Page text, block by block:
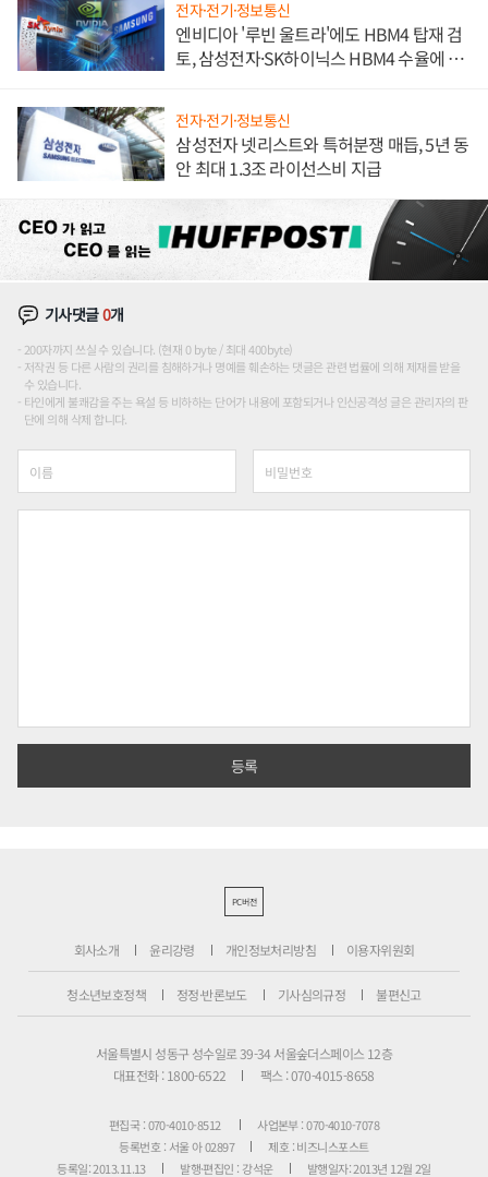
전자·전기·정보통신
엔비디아 '루빈 울트라'에도 HBM4 탑재 검
토, 삼성전자·SK하이닉스 HBM4 수율에 주
전자·전기·정보통신
삼성전자 넷리스트와 특허분쟁 매듭, 5년 동
안 최대 1.3조 라이선스비 지급
기사댓글0개
200자까지 쓰실 수 있습니다. (현재 0 byte / 최대 400byte)
저작권 등 다른 사람의 권리를 침해하거나 명예를 훼손하는 댓글은 관련 법률에 의해 제재를 받을
수 있습니다.
타인에게 불쾌감을 주는 욕설 등 비하하는 단어가 내용에 포함되거나 인신공격성 글은 관리자의 판
단에 의해 삭제 합니다.
PC버전
회사소개 윤리강령 개인정보처리방침 이용자위원회
청소년보호정책 정정·반론보도 기사심의규정 불편신고
서울특별시 성동구 성수일로 39-34 서울숲더스페이스 12층
대표전화 : 1800-6522
팩스 : 070-4015-8658
편집국 : 070-4010-8512
사업본부 : 070-4010-7078
등록번호 : 서울 아 02897
제호 : 비즈니스포스트
등록일: 2013.11.13
발행·편집인 : 강석운 발행일자: 2013년 12월 2일